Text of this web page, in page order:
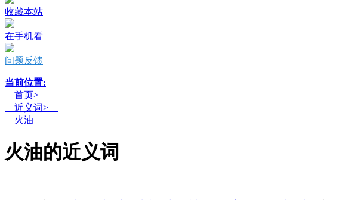
收藏本站
在手机看
问题反馈
当前位置:
首页>
近义词>
火油
火油的近义词